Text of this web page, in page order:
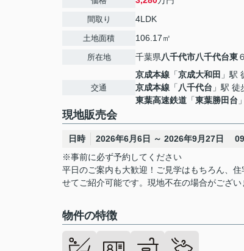
間取り 4LDK
土地面積 106.17㎡
所在地 千葉県八千代市八千代台東
交通
京成本線 「京成大和田 」駅
京成本線 「 八千代台 」駅 徒
東葉高速鉄道 「東葉勝田台
現地販売会
日時
2026年6月6日 ～ 2026年9月27日
※事前に必ず予約してください
平日のご案内も大歓迎！ご見学はもちろん、
せてご紹介可能です。現地不在の場合がござ
物件の特徴